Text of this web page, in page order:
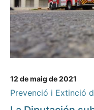
12 de maig de 2021
Prevenció i Extinció